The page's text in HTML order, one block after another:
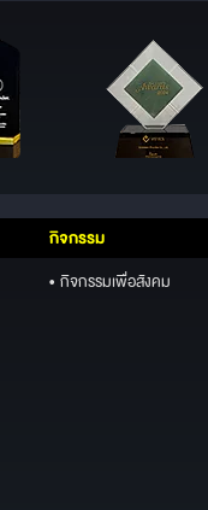
กิจกรรม
• กิจกรรมเพื่อสังคม